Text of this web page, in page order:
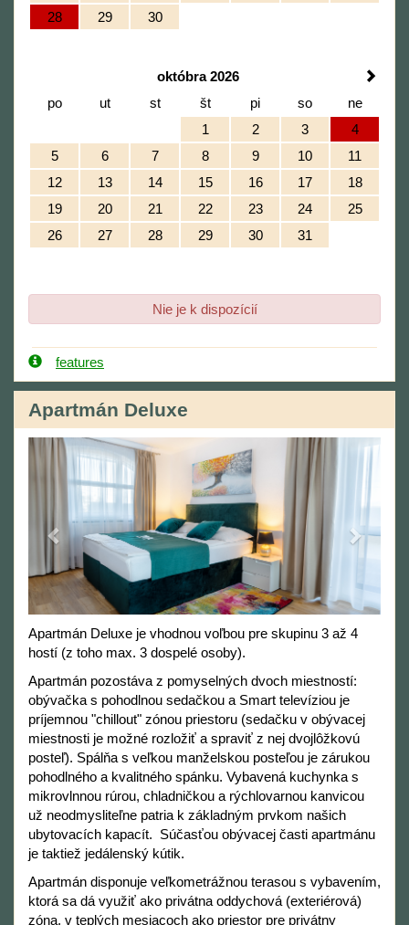
28
29 30
októbra 2026
po
ut st št pi so
ne
1
2 3
4
5
6 7 8 9 10
11
12
13 14 15 16 17
18
19
20 21 22 23 24
25
26
27 28 29 30 31
Nie je k dispozícií
features
Apartmán Deluxe
Previous Next
Apartmán Deluxe je vhodnou voľbou pre skupinu 3 až 4
hostí (z toho max. 3 dospelé osoby).
Apartmán pozostáva z pomyselných dvoch miestností:
obývačka s pohodlnou sedačkou a Smart televíziou je
príjemnou "chillout" zónou priestoru (sedačku v obývacej
miestnosti je možné rozložiť a spraviť z nej dvojlôžkovú
posteľ). Spálňa s veľkou manželskou posteľou je zárukou
pohodlného a kvalitného spánku. Vybavená kuchynka s
mikrovlnnou rúrou, chladničkou a rýchlovarnou kanvicou
už neodmysliteľne patria k základným prvkom našich
ubytovacích kapacít. Súčasťou obývacej časti apartmánu
je taktiež jedálenský kútik.
Apartmán disponuje veľkometrážnou terasou s vybavením,
ktorá sa dá využiť ako privátna oddychová (exteriérová)
zóna, v teplých mesiacoch ako priestor pre privátny